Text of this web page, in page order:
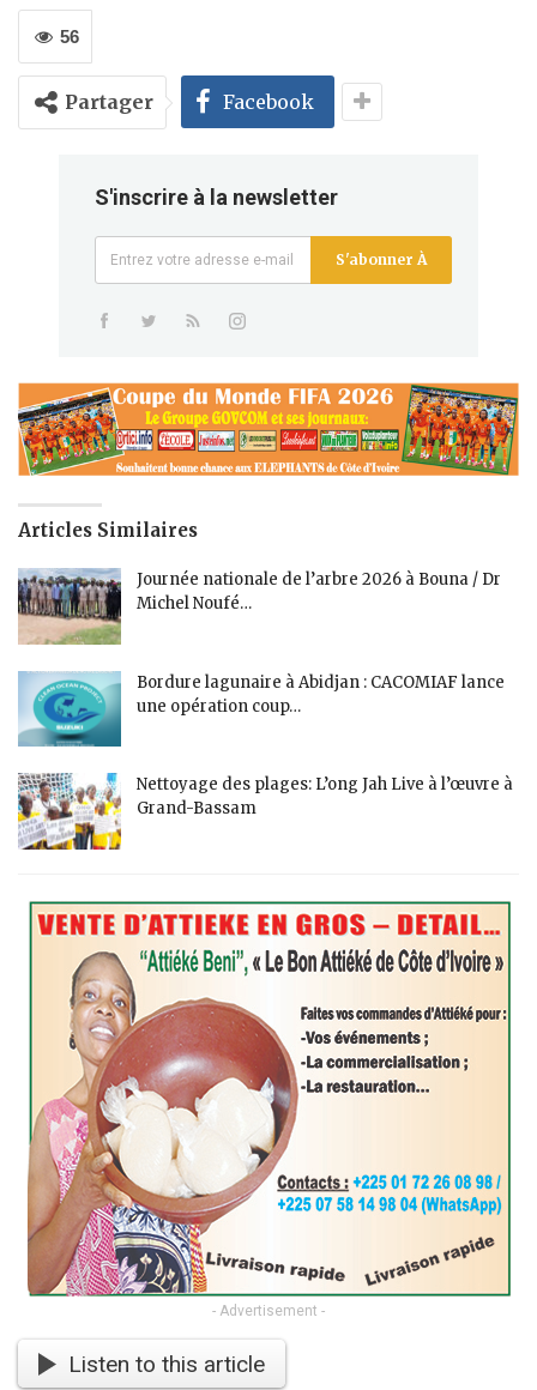
56
Partager Facebook
S'inscrire à la newsletter
S'abonner À
Articles Similaires
Journée nationale de l’arbre 2026 à Bouna / Dr
Michel Noufé…
Bordure lagunaire à Abidjan : CACOMIAF lance
une opération coup…
Nettoyage des plages: L’ong Jah Live à l’œuvre à
Grand-Bassam
- Advertisement -
Listen to this article